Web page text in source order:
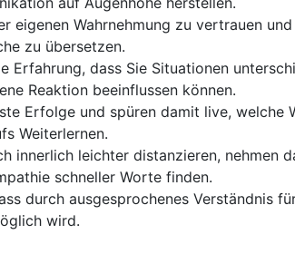
eigenen Wahrnehmung zu vertrauen
zu übersetzen.
Erfahrung, dass Sie Situationen
Reaktion beeinflussen können.
Erfolge und spüren damit live, welche
Weiterlernen.
innerlich leichter distanzieren, nehmen
schneller Worte finden.
durch ausgesprochenes Verständnis
wird.